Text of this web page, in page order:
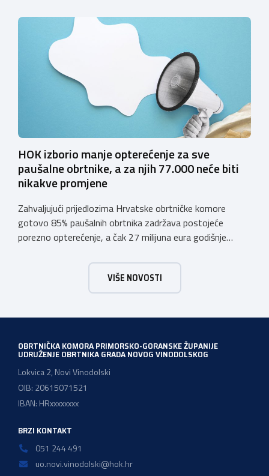
koja sadrže alkohol i energetska pića dužni su uskladiti
svoje poslovne procese i osigurati tehničko rješenje za
vjerodostojnu provjeru punoljetnosti kupca putem
sustava e-Građani ili putem mobilne […]
HOK izborio manje opterećenje za sve
paušalne obrtnike, a za njih 77.000 neće biti
nikakve promjene
Zahvaljujući prijedlozima Hrvatske obrtničke komore
gotovo 85% paušalnih obrtnika zadržava postojeće
porezno opterećenje, a čak 27 milijuna eura godišnje
komora pozdravlja odluku Vlade Republike Hrvatske da u
konačnom prijedlogu poreznih izmjena prihvati ključne
prijedloge HOK-a iznesene tijekom intenzivnog dijaloga s
VIŠE NOVOSTI
OBRTNIČKA KOMORA PRIMORSKO-GORANSKE ŽUPANIJE
UDRUŽENJE OBRTNIKA GRADA NOVOG VINODOLSKOG
Lokvica 2, Novi Vinodolski
OIB: 20615071521
IBAN: HRxxxxxxxx
BRZI KONTAKT
051 244 491
uo.novi.vinodolski@hok.hr